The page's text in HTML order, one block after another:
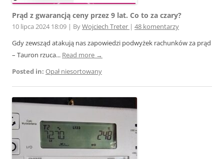
Prąd z gwarancją ceny przez 9 lat. Co to za czary?
10 lipca 2024 18:09 | ByWojciech Treter | 48 komentarzy
Gdy zewsząd atakują nas zapowiedzi podwyżek rachunków za prąd
– Tauron rzuca... Read more →
Posted in: Opał niesortowany